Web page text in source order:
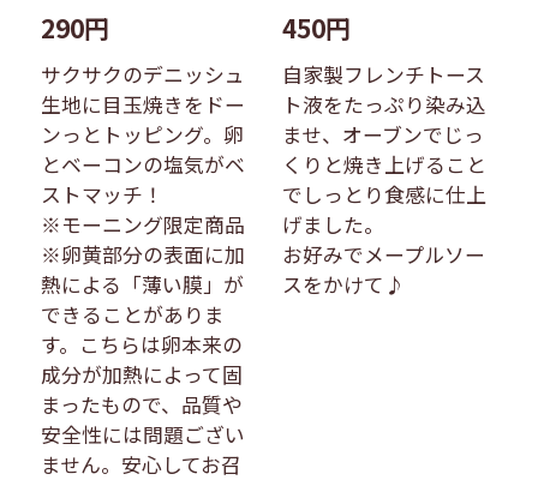
290円
サクサクのデニッシュ
生地に目玉焼きをドー
ンっとトッピング。卵
とベーコンの塩気がベ
ストマッチ！
※モーニング限定商品
※卵黄部分の表面に加
熱による「薄い膜」が
できることがありま
す。こちらは卵本来の
成分が加熱によって固
まったもので、品質や
安全性には問題ござい
ません。安心してお召
450円
自家製フレンチトース
ト液をたっぷり染み込
ませ、オーブンでじっ
くりと焼き上げること
でしっとり食感に仕上
げました。
お好みでメープルソー
スをかけて♪